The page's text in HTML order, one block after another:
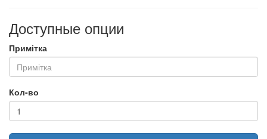
Доступные опции
Примітка
Кол-во